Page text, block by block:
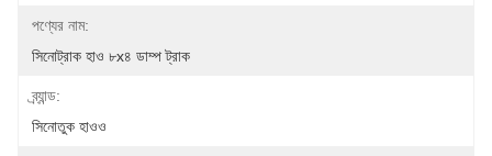
পণ্যের নাম:
সিনোট্রাক হাও ৮x৪ ডাম্প ট্রাক
ব্র্যান্ড:
সিনোতুক হাওও